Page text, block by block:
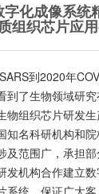
化成像系统
组织芯片应
到2020年
到了生物领域研
物组织芯片研发
知名科研机构和
及范围广，承担部
发机构合作建立
系统，保证广大